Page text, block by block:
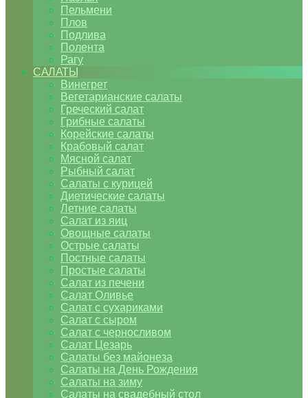
Пельмени
Плов
Подлива
Полента
Рагу
САЛАТЫ
Винегрет
Вегетарианские салаты
Греческий салат
Грибные салаты
Корейские салаты
Крабовый салат
Мясной салат
Рыбный салат
Салаты с курицей
Диетические салаты
Летние салаты
Салат из яиц
Овощные салаты
Острые салаты
Постные салаты
Простые салаты
Салат из печени
Салат Оливье
Салат с сухариками
Салат с сыром
Салат с черносливом
Салат Цезарь
Салаты без майонеза
Салаты на День Рождения
Салаты на зиму
Салаты на свадебный стол